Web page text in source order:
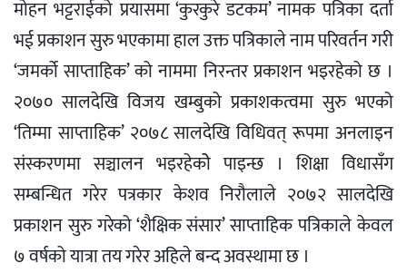
मोहन भट्टराईको प्रयासमा ‘कुरकुरे डटकम’ नामक पत्रिका दर्ता
भई प्रकाशन सुरु भएकामा हाल उक्त पत्रिकाले नाम परिवर्तन गरी
‘जमर्को साप्ताहिक’ को नाममा निरन्तर प्रकाशन भइरहेको छ ।
२०७० सालदेखि विजय खम्बुको प्रकाशकत्वमा सुरु भएको
‘तिम्मा साप्ताहिक’ २०७८ सालदेखि विधिवत् रूपमा अनलाइन
संस्करणमा सञ्चालन भइरहेकोे पाइन्छ । शिक्षा विधासँग
सम्बन्धित गरेर पत्रकार केशव निरौलाले २०७२ सालदेखि
प्रकाशन सुरु गरेको ‘शैक्षिक संसार’ साप्ताहिक पत्रिकाले केवल
७ वर्षको यात्रा तय गरेर अहिले बन्द अवस्थामा छ ।